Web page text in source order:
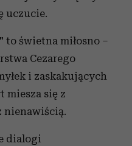
uczucie.
świetna miłosno –
Cezarego
i zaskakujących
miesza się z
nienawiścią.
dialogi